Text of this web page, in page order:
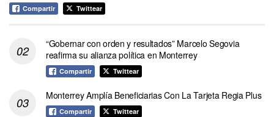
Compartir Twittear
“Gobernar con orden y resultados” Marcelo Segovia
reafirma su alianza política en Monterrey
Compartir Twittear
Monterrey Amplía Beneficiarias Con La Tarjeta Regia Plus
Compartir Twittear